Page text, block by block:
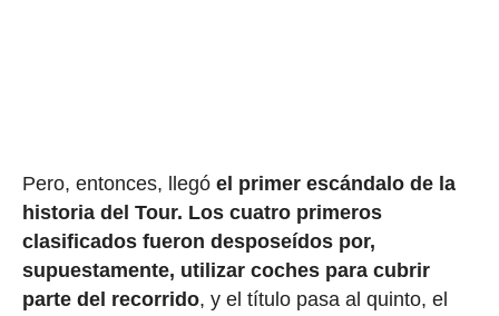
Pero, entonces, llegó el primer escándalo de la
historia del Tour. Los cuatro primeros
clasificados fueron desposeídos por,
supuestamente, utilizar coches para cubrir
parte del recorrido, y el título pasa al quinto, el